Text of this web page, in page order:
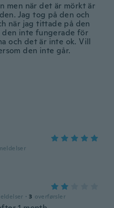
men när det är mörkt är
Jag tog på den och
när jag tittade på den
inte fungerade för
och det är inte ok. Vill
den inte går.
· 3 overførsler